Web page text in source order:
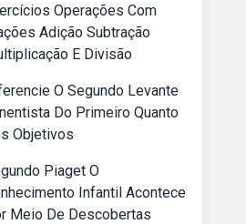
Operações Com
Adição Subtração
E Divisão
O Segundo Levante
Do Primeiro Quanto
Objetivos
Piaget O
Infantil Acontece
Meio De Descobertas